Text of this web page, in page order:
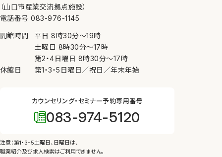
（山口市産業交流拠点施設）
電話番号 083-976-1145
開館時間 平日8時30分〜19時
土曜日 8時30分〜17時
第2・4日曜日 8時30分〜17時
休館日
第1・3・5日曜日／祝日／年末年始
カウンセリング・セミナー予約専用番号
083-974-5120
注意：第1・3・5土曜日、日曜日は、
職業紹介及び求人検索はご利用できません。